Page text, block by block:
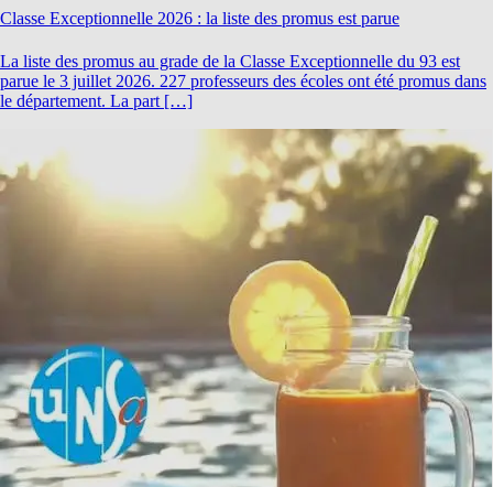
Classe Exceptionnelle 2026 : la liste des promus est parue
La liste des promus au grade de la Classe Exceptionnelle du 93 est
parue le 3 juillet 2026. 227 professeurs des écoles ont été promus dans
le département. La part […]